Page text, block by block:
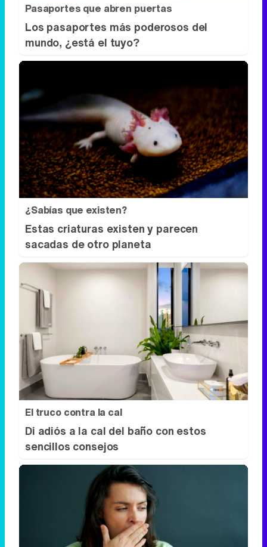
Pasaportes que abren puertas
Los pasaportes más poderosos del
mundo, ¿está el tuyo?
¿Sabías que existen?
Estas criaturas existen y parecen
sacadas de otro planeta
El truco contra la cal
Di adiós a la cal del baño con estos
sencillos consejos